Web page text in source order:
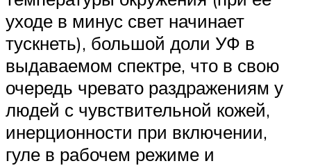
уходе в минус свет начинает
тускнеть), большой доли УФ в
выдаваемом спектре, что в свою
очередь чревато раздражениям у
людей с чувствительной кожей,
инерционности при включении,
гуле в рабочем режиме и